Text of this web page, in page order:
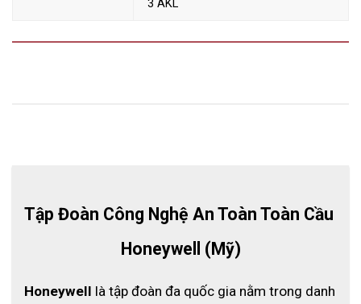
3 AKL
Tập Đoàn Công Nghệ An Toàn Toàn Cầu
Honeywell (Mỹ)
Honeywell là tập đoàn đa quốc gia nằm trong danh